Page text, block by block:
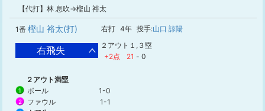
【代打】林 息吹→樫山 裕太
1番 樫山 裕太(打) 右打 4年 投手:山口 諒陽
右飛失
２アウト１,３塁
+2点
21 - 0
２アウト満塁
1 ボール 1-0
2 ファウル 1-1